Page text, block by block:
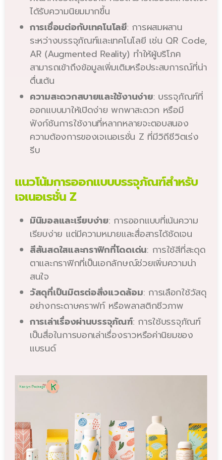
ได้รับความนิยมมากขึ้น
การเชื่อมต่อกับเทคโนโลยี: การผสมผสาน
ระหว่างบรรจุภัณฑ์และเทคโนโลยี เช่น QR Code,
AR (Augmented Reality) ทำให้ผู้บริโภค
สามารถเข้าถึงข้อมูลเพิ่มเติมหรือประสบการณ์ที่น่า
ตื่นเต้น
ความสะดวกสบายและใช้งานง่าย: บรรจุภัณฑ์ที่
ออกแบบมาให้เปิดง่าย พกพาสะดวก หรือมี
ฟังก์ชันการใช้งานที่หลากหลายจะตอบสนอง
ความต้องการของเจเนอเรชั่น Z ที่มีวิถีชีวิตเร่ง
รีบ
แนวโน้มการออกแบบบรรจุภัณฑ์สำหรับ
เจเนอเรชั่น Z
มินิมอลและเรียบง่าย: การออกแบบที่เน้นความ
เรียบง่าย แต่มีความหมายและสื่อสารได้ชัดเจน
สีสันสดใสและกราฟิกที่โดดเด่น: การใช้สีที่สะดุด
ตาและกราฟิกที่เป็นเอกลักษณ์ช่วยเพิ่มความน่า
สนใจ
วัสดุที่เป็นมิตรต่อสิ่งแวดล้อม: การเลือกใช้วัสดุ
อย่างกระดาษคราฟท์ หรือพลาสติกชีวภาพ
การเล่าเรื่องผ่านบรรจุภัณฑ์: การใช้บรรจุภัณฑ์
เป็นสื่อในการบอกเล่าเรื่องราวหรือค่านิยมของ
แบรนด์